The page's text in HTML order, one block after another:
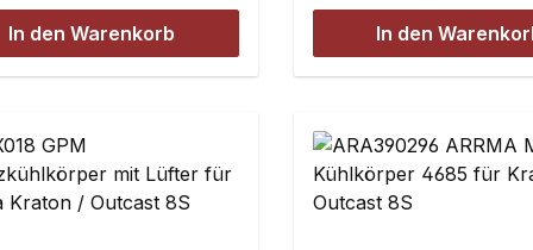
Lüfter Adapterkabel auf
Universalstecker
oder die Lüfter
Fahrtreglern
werden.Der
mit den serienmäßigen
Betriebsspannung
ist mit 5 8,4 V
In den Warenkorb In den